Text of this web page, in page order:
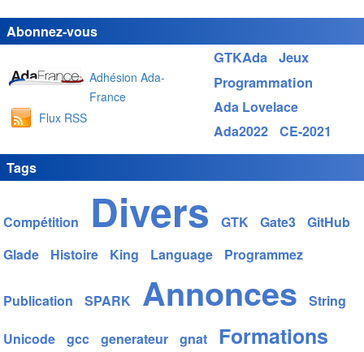
Abonnez-vous
Adhésion Ada-
France
Flux RSS
Tags
GTKAda Jeux
Programmation
Ada Lovelace
Ada2022
CE-2021
Compétition Divers GTK Gate3
GitHub
Glade
Histoire King Language Programmez
Publication SPARK Annonces String
Unicode gcc generateur gnat Formations